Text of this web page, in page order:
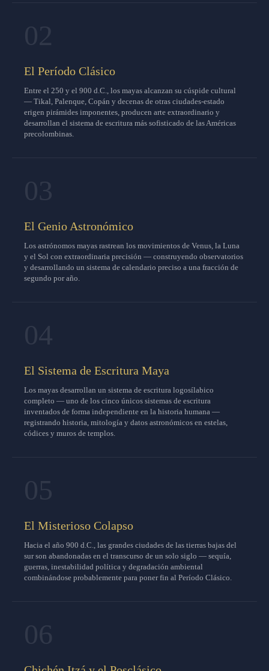
El Período Clásico
Entre el 250 y el 900 d.C., los mayas alcanzan su cúspide cultural
— Tikal, Palenque, Copán y decenas de otras ciudades-estado
erigen pirámides imponentes, producen arte extraordinario y
desarrollan el sistema de escritura más sofisticado de las Américas
precolombinas.
El Genio Astronómico
Los astrónomos mayas rastrean los movimientos de Venus, la Luna
y el Sol con extraordinaria precisión — construyendo observatorios
y desarrollando un sistema de calendario preciso a una fracción de
segundo por año.
El Sistema de Escritura Maya
Los mayas desarrollan un sistema de escritura logosílabico
completo — uno de los cinco únicos sistemas de escritura
inventados de forma independiente en la historia humana —
registrando historia, mitología y datos astronómicos en estelas,
códices y muros de templos.
El Misterioso Colapso
Hacia el año 900 d.C., las grandes ciudades de las tierras bajas del
sur son abandonadas en el transcurso de un solo siglo — sequía,
guerras, inestabilidad política y degradación ambiental
combinándose probablemente para poner fin al Período Clásico.